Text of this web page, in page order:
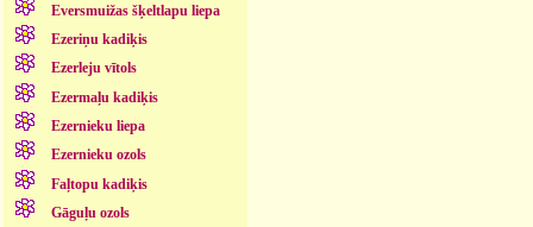
Eversmuižas šķeltlapu liepa
Ezeriņu kadiķis
Ezerleju vītols
Ezermaļu kadiķis
Ezernieku liepa
Ezernieku ozols
Faļtopu kadiķis
Gāguļu ozols